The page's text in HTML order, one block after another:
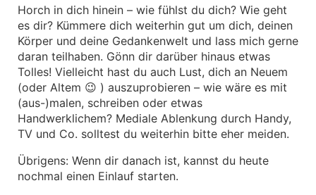
Horch in dich hinein – wie fühlst du dich? Wie geht
es dir? Kümmere dich weiterhin gut um dich, deinen
Körper und deine Gedankenwelt und lass mich gerne
daran teilhaben. Gönn dir darüber hinaus etwas
Tolles! Vielleicht hast du auch Lust, dich an Neuem
(oder Altem 😉 ) auszuprobieren – wie wäre es mit
(aus-)malen, schreiben oder etwas
Handwerklichem? Mediale Ablenkung durch Handy,
TV und Co. solltest du weiterhin bitte eher meiden.
Übrigens: Wenn dir danach ist, kannst du heute
nochmal einen Einlauf starten.